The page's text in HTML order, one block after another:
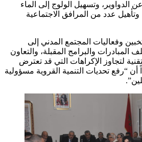
الدواوير، وتسهيل الولوج إلى الماء
وتأهيل عدد من المرافق الاجتماعية
وفعاليات المجتمع المدني إلى
المبادرات والبرامج المقبلة، والتعاون
لتجاوز الإكراهات التي قد تعترض
أن “رفع تحديات التنمية القروية مسؤولية